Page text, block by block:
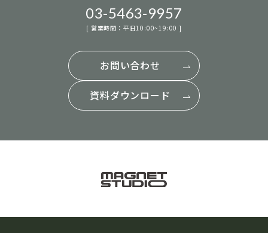
03-5463-9957
[ 営業時間：平日10:00~19:00 ]
お問い合わせ
資料ダウンロード